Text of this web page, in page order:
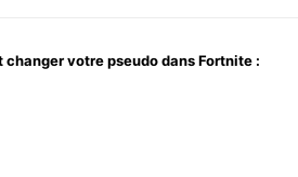
changer votre pseudo dans Fortnite :